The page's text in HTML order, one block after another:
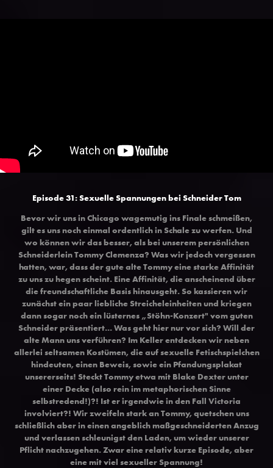
Episode 31: Sexuelle Spannungen bei Schneider Tom
Bevor wir uns in Chicago wagemutig ins Finale schmeißen,
gilt es uns noch einmal ordentlich in Schale zu werfen. Und
wo können wir das besser, als bei unserem persönlichen
Schneiderlein Tommy Clemenza? Was wir jedoch vergessen
hatten, war, dass der gute alte Tommy eine starke Affinität
zu uns zu hegen scheint. Eine Affinität, die anscheinend über
die freundschaftliche Basis hinausgeht. So kassieren wir
zunächst ein paar liebliche Streicheleinheiten und kriegen
dann sogar noch ein lüsternes „Stöhn-Konzert" vom guten
Schneider präsentiert... Was geht hier nur vor sich? Will der
alte Mann uns verführen? Im Keller entdecken wir neben
allerlei seltsamen Kostümen, die auf sexuelle Fetischspielchen
hindeuten, einen Beweis, sowie ein Pfandungsplakat
unsererseits! Steckt Tommy etwa mit Blake Dexter unter
einer Decke (also rein im metaphorischen Sinne
selbstredend!)?! Ist er irgendwie in den Fall Victoria
involviert?! Wir zweifeln stark an Tommy, quetschen uns
schließlich aber in einen angeblich maßgeschneiderten Anzug
und verlassen schleunigst den Laden, um wieder unserer
Pflicht nachzugehen. Zwar eine relativ kurze Episode, aber
eine mit viel sexueller Spannung!